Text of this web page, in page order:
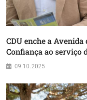
CDU enche a
Confiança ao serviço
09.10.2025